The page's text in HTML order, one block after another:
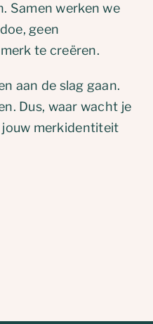
Samen werken we
geen
te creëren.
aan de slag gaan.
Dus, waar wacht je
merkidentiteit